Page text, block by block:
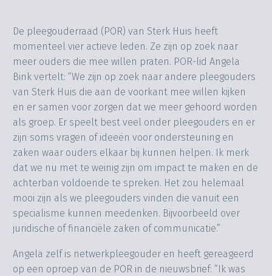
De pleegouderraad (POR) van Sterk Huis heeft
momenteel vier actieve leden. Ze zijn op zoek naar
meer ouders die mee willen praten. POR-lid Angela
Bink vertelt: “We zijn op zoek naar andere pleegouders
van Sterk Huis die aan de voorkant mee willen kijken
en er samen voor zorgen dat we meer gehoord worden
als groep. Er speelt best veel onder pleegouders en er
zijn soms vragen of ideeën voor ondersteuning en
zaken waar ouders elkaar bij kunnen helpen. Ik merk
dat we nu met te weinig zijn om impact te maken en de
achterban voldoende te spreken. Het zou helemaal
mooi zijn als we pleegouders vinden die vanuit een
specialisme kunnen meedenken. Bijvoorbeeld over
juridische of financiële zaken of communicatie.”
Angela zelf is netwerkpleegouder en heeft gereageerd
op een oproep van de POR in de nieuwsbrief: “Ik was